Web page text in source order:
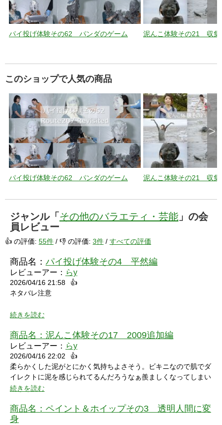
パイ投げ体験その62 パンダのゲーム 泥んこ体験その21 収集
このショップで人気の商品
パイ投げ体験その62 パンダのゲーム 泥んこ体験その21 収集
>
ジャンル「 その他のバラエティ・芸能 」の会
員レビュー
👍 の評価: 55件 / 👎 の評価: 3件 / すべての評価
商品名： パイ投げ体験その4 平然編
レビューアー： らy
2026/04/16 21:58
👍
ネタバレ注意
シャワーシーンで「お腹にぶつけられたら声出ちゃうだろうな」
と思っていたところにパイをちょうどぶつけられ「予想が当たっ
たw」と笑ってしまいました。リアクションもクールな見た目に
い悔しさを滲ませながら罰ゲームを受けている姿にドキドキして
しまいました。
続きを読む
商品名： 泥んこ体験その17 2009追加編
レビューアー： らy
2026/04/16 22:02
👍
柔らかくした泥がとにかく気持ちよさそう。ビキニなので肌でダ
イレクトに泥を感じられてるんだろうなぁ羨ましくなってしまい
ました。
続きを読む
商品名： ペイント＆ホイップその3 透明人間に変
身